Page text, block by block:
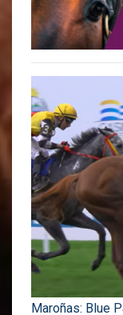
Maroñas: Blue